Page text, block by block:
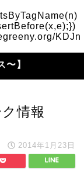
KDJn
】
情報
2014年1月23日